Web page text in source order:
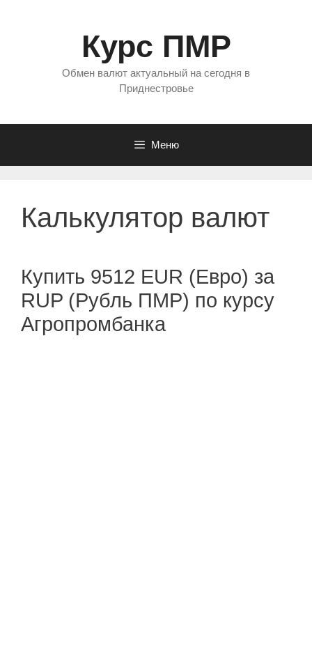
Курс ПМР
Обмен валют актуальный на сегодня в
Приднестровье
Меню
Калькулятор валют
Купить 9512 EUR (Евро) за
RUP (Рубль ПМР) по курсу
Агропромбанка